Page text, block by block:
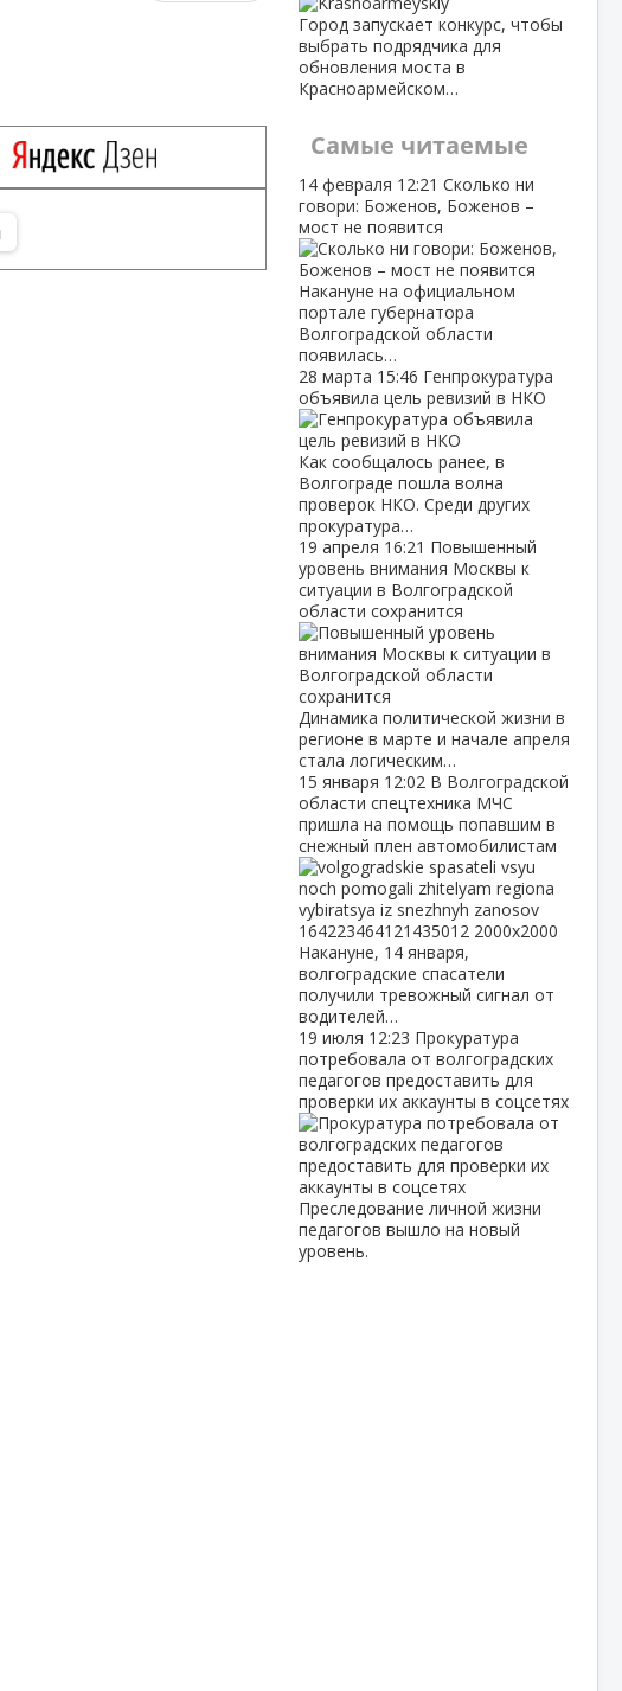
Город запускает конкурс, чтобы
выбрать подрядчика для
обновления моста в
Красноармейском…
Самые читаемые
14 февраля 12:21 Сколько ни
говори: Боженов, Боженов –
мост не появится
Накануне на официальном
портале губернатора
Волгоградской области
появилась…
28 марта 15:46 Генпрокуратура
объявила цель ревизий в НКО
Как сообщалось ранее, в
Волгограде пошла волна
проверок НКО. Среди других
прокуратура…
19 апреля 16:21 Повышенный
уровень внимания Москвы к
ситуации в Волгоградской
области сохранится
Динамика политической жизни в
регионе в марте и начале апреля
стала логическим…
15 января 12:02 В Волгоградской
области спецтехника МЧС
пришла на помощь попавшим в
снежный плен автомобилистам
Накануне, 14 января,
волгоградские спасатели
получили тревожный сигнал от
водителей…
19 июля 12:23 Прокуратура
потребовала от волгоградских
педагогов предоставить для
проверки их аккаунты в соцсетях
Преследование личной жизни
педагогов вышло на новый
уровень.